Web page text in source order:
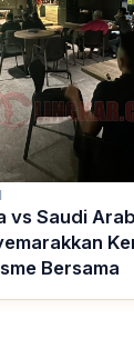
vs Saudi
Bersama